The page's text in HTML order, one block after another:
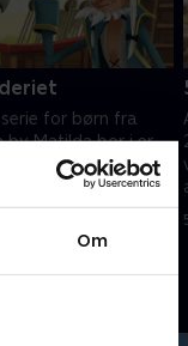
Om
for børn fra
by Matilda bor i er
Men så en dag